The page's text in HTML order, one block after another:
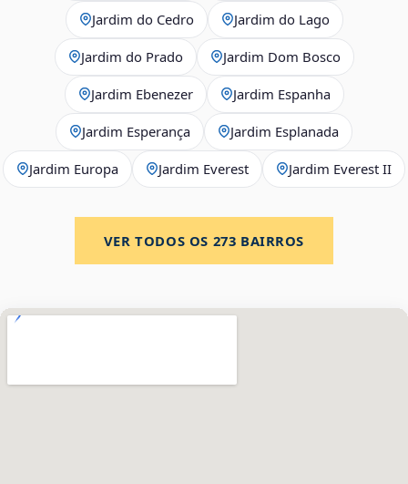
Jardim do Cedro Jardim do Lago
Jardim do Prado Jardim Dom Bosco
Jardim Ebenezer Jardim Espanha
Jardim Esperança Jardim Esplanada
Jardim Europa Jardim Everest Jardim Everest II
VER TODOS OS 273 BAIRROS